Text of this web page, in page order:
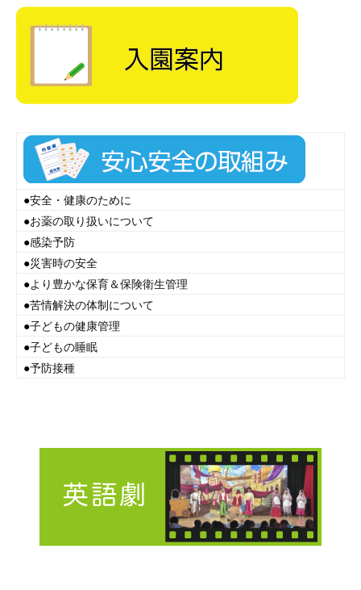
●安全・健康のために
●お薬の取り扱いについて
●感染予防
●災害時の安全
●より豊かな保育＆保険衛生管理
●苦情解決の体制について
●子どもの健康管理
●子どもの睡眠
●予防接種